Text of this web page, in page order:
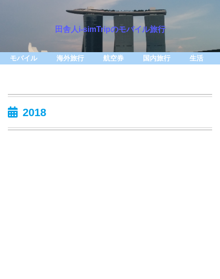
田舎人i-simTripのモバイル旅行
モバイル 海外旅行 航空券 国内旅行 生活
2018